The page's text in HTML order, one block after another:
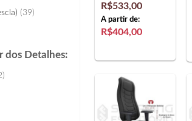
R$533,00
A partir de:
R$404,00
(39)
dos Detalhes: